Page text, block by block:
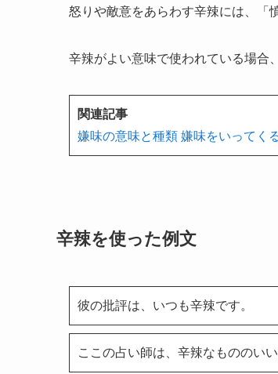
怒りや敵意をあらわす辛辣には、「
辛辣がよい意味で使われている場合
関連記事
嫌味の意味と種類 嫌味をいってく
辛辣を使った例文
彼の批評は、いつも辛辣です。
ここの占い師は、辛辣なもののい